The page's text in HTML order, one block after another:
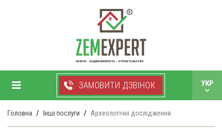
ЗАМОВИТИ ДЗВІНОК УКР
+38 050 750 99 33
РУС
Головна Інші послуги Археологічні дослідження